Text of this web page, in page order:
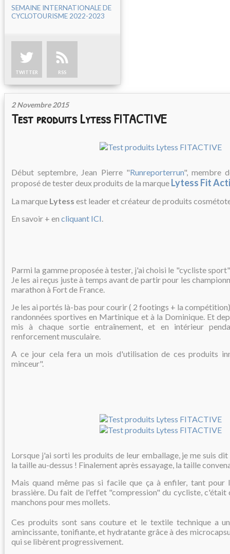
SEMAINE INTERNATIONALE DE
CYCLOTOURISME 2022-2023
TWITTER RSS
2 Novembre 2015
Test produits Lytess FITACTIVE
Début septembre, Jean Pierre "Runreporterrun", membre
proposé de tester deux produits de la marque Lytess Fit
La marque Lytess est leader et créateur de produits
En savoir + en cliquant ICI.
Parmi la gamme proposée à tester, j'ai choisi le "cycliste
Je les ai reçus juste à temps avant de partir pour les
marathon à Fort de France.
Je les ai portés là-bas pour courir ( 2 footings + la
randonnées sportives en Martinique et à la Dominique. Et
mis à chaque sortie entraînement, et en intérieur
renforcement musculaire.
A ce jour cela fera un mois d'utilisation de ces produits
minceur".
Lorsque j'ai sorti les produits de leur emballage, je me suis
la taille au-dessus ! Finalement après essayage, la taille
Mais quand même pas si facile que ça à enfiler, tant pour
brassière. Du fait de l'effet "compression" du cycliste, c'était
manchons pour mes mollets.
Ces produits sont sans couture et le textile technique a
amincissante, tonifiante, et hydratante grâce à des
qui se libèrent progressivement.